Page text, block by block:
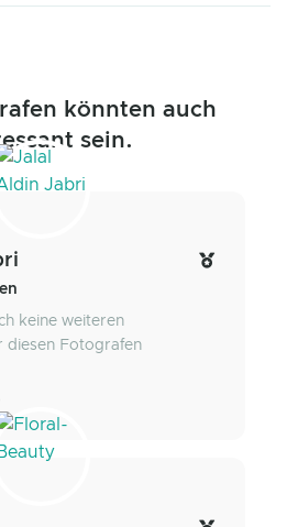
könnten auch
sein.
keine weiteren
diesen Fotografen